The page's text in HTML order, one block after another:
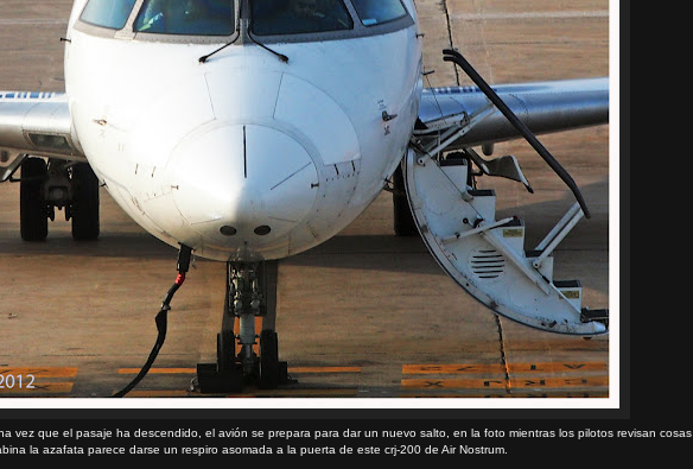
vez que el pasaje ha descendido, el avión se prepara para dar un nuevo salto, en la foto mientras los pilotos revisan cosas
la azafata parece darse un respiro asomada a la puerta de este crj-200 de Air Nostrum.